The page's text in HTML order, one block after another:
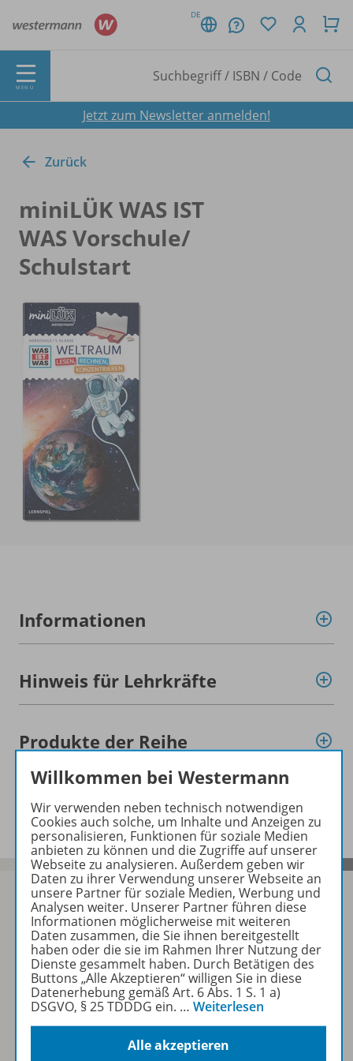
DE
MENÜ
Jetzt zum Newsletter anmelden!
Zurück
miniLÜK WAS IST
WAS Vorschule/
Schulstart
Informationen
Hinweis für Lehrkräfte
Produkte der Reihe
Benachrichtigungs-Service
Sofort profitieren
Zum Newsletter anmelden
Willkommen bei Westermann
Wir verwenden neben technisch notwendigen
Cookies auch solche, um Inhalte und Anzeigen zu
personalisieren, Funktionen für soziale Medien
anbieten zu können und die Zugriffe auf unserer
Webseite zu analysieren. Außerdem geben wir
Daten zu ihrer Verwendung unserer Webseite an
unsere Partner für soziale Medien, Werbung und
Analysen weiter. Unserer Partner führen diese
Informationen möglicherweise mit weiteren
Daten zusammen, die Sie ihnen bereitgestellt
haben oder die sie im Rahmen Ihrer Nutzung der
Dienste gesammelt haben. Durch Betätigen des
Buttons „Alle Akzeptieren“ willigen Sie in diese
Datenerhebung gemäß Art. 6 Abs. 1 S. 1 a)
DSGVO, § 25 TDDDG ein. … Weiterlesen
Alle akzeptieren